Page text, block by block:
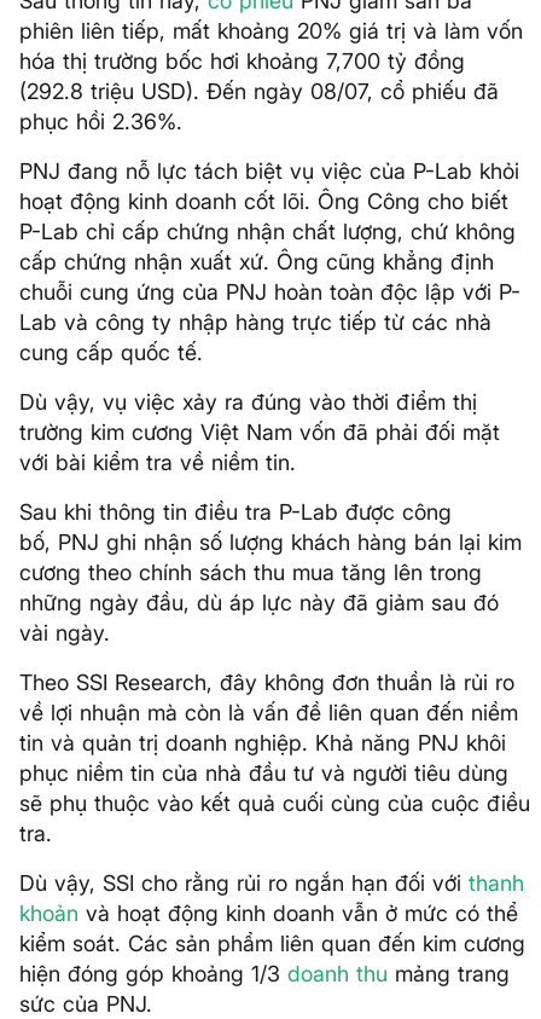
phiên liên tiếp, mất khoảng 20% giá trị và làm vốn
hóa thị trường bốc hơi khoảng 7,700 tỷ đồng
(292.8 triệu USD). Đến ngày 08/07, cổ phiếu đã
phục hồi 2.36%.
PNJ đang nỗ lực tách biệt vụ việc của P-Lab khỏi
hoạt động kinh doanh cốt lõi. Ông Công cho biết
P-Lab chỉ cấp chứng nhận chất lượng, chứ không
cấp chứng nhận xuất xứ. Ông cũng khẳng định
chuỗi cung ứng của PNJ hoàn toàn độc lập với P-
Lab và công ty nhập hàng trực tiếp từ các nhà
cung cấp quốc tế.
Dù vậy, vụ việc xảy ra đúng vào thời điểm thị
trường kim cương Việt Nam vốn đã phải đối mặt
với bài kiểm tra về niềm tin.
Sau khi thông tin điều tra P-Lab được công
bố, PNJ ghi nhận số lượng khách hàng bán lại kim
cương theo chính sách thu mua tăng lên trong
những ngày đầu, dù áp lực này đã giảm sau đó
vài ngày.
Theo SSI Research, đây không đơn thuần là rủi ro
về lợi nhuận mà còn là vấn đề liên quan đến niềm
tin và quản trị doanh nghiệp. Khả năng PNJ khôi
phục niềm tin của nhà đầu tư và người tiêu dùng
sẽ phụ thuộc vào kết quả cuối cùng của cuộc điều
tra.
Dù vậy, SSI cho rằng rủi ro ngắn hạn đối với thanh
khoản và hoạt động kinh doanh vẫn ở mức có thể
kiểm soát. Các sản phẩm liên quan đến kim cương
hiện đóng góp khoảng 1/3 doanh thu mảng trang
sức của PNJ.